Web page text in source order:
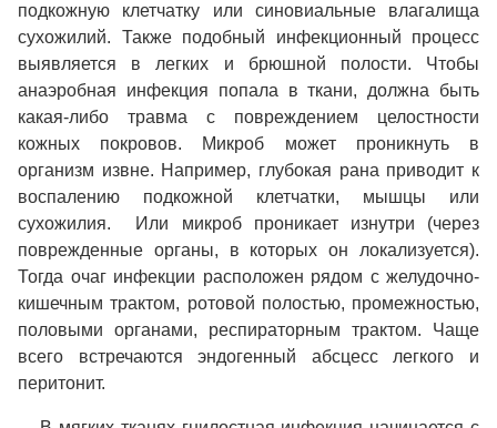
подкожную клетчатку или синовиальные влагалища
сухожилий. Также подобный инфекционный процесс
выявляется в легких и брюшной полости. Чтобы
анаэробная инфекция попала в ткани, должна быть
какая-либо травма с повреждением целостности
кожных покровов. Микроб может проникнуть в
организм извне. Например, глубокая рана приводит к
воспалению подкожной клетчатки, мышцы или
сухожилия. Или микроб проникает изнутри (через
поврежденные органы, в которых он локализуется).
Тогда очаг инфекции расположен рядом с желудочно-
кишечным трактом, ротовой полостью, промежностью,
половыми органами, респираторным трактом. Чаще
всего встречаются эндогенный абсцесс легкого и
перитонит.